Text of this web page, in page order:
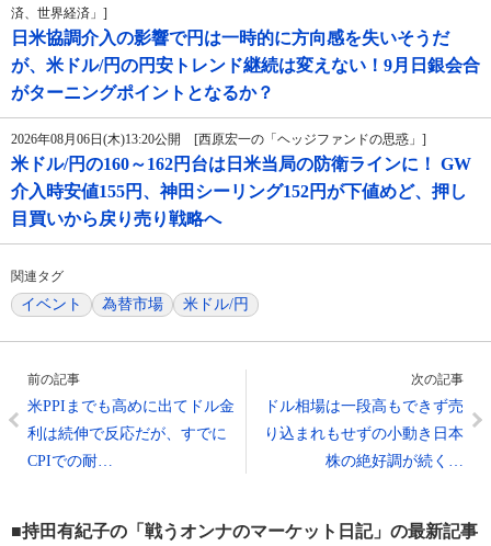
済、世界経済」]
日米協調介入の影響で円は一時的に方向感を失いそうだ
が、米ドル/円の円安トレンド継続は変えない！9月日銀会合
がターニングポイントとなるか？
2026年08月06日(木)13:20公開 [西原宏一の「ヘッジファンドの思惑」]
米ドル/円の160～162円台は日米当局の防衛ラインに！ GW
介入時安値155円、神田シーリング152円が下値めど、押し
目買いから戻り売り戦略へ
関連タグ
イベント 為替市場 米ドル/円
前の記事
米PPIまでも高めに出てドル金
利は続伸で反応だが、すでに
CPIでの耐…
次の記事
ドル相場は一段高もできず売
り込まれもせずの小動き日本
株の絶好調が続く…
■持田有紀子の「戦うオンナのマーケット日記」の最新記事